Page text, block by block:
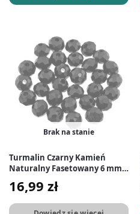
Brak na stanie
Turmalin Czarny Kamień
Naturalny Fasetowany 6 mm
16,99 zł